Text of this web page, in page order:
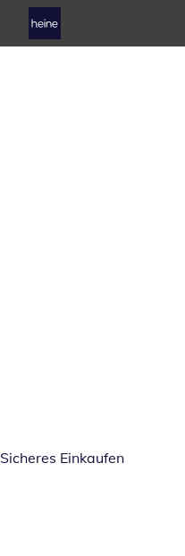
Sicheres Einkaufen